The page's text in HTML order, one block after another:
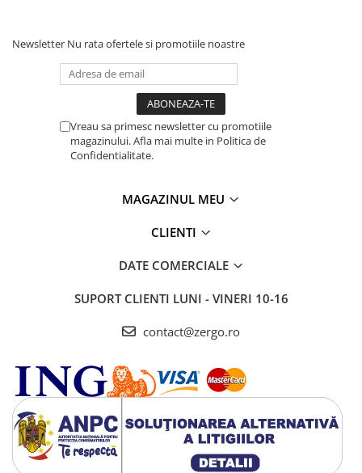
Newsletter Nu rata ofertele si promotiile noastre
Vreau sa primesc newsletter cu promotiile
magazinului. Afla mai multe in Politica de
Confidentialitate.
MAGAZINUL MEU
CLIENTI
DATE COMERCIALE
SUPORT CLIENTI LUNI - VINERI 10-16
contact@zergo.ro